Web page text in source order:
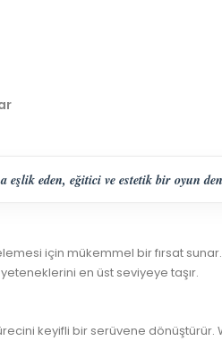
eden, eğitici ve estetik bir oyun
için mükemmel bir fırsat
en üst seviyeye taşır.
keyifli bir serüvene dönüştürür.